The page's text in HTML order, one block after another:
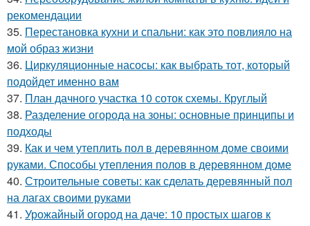
рекомендации
35. Перестановка кухни и спальни: как это повлияло на
мой образ жизни
36. Циркуляционные насосы: как выбрать тот, который
подойдет именно вам
37. План дачного участка 10 соток схемы. Круглый
38. Разделение огорода на зоны: основные принципы и
подходы
39. Как и чем утеплить пол в деревянном доме своими
руками. Способы утепления полов в деревянном доме
40. Строительные советы: как сделать деревянный пол
на лагах своими руками
41. Урожайный огород на даче: 10 простых шагов к